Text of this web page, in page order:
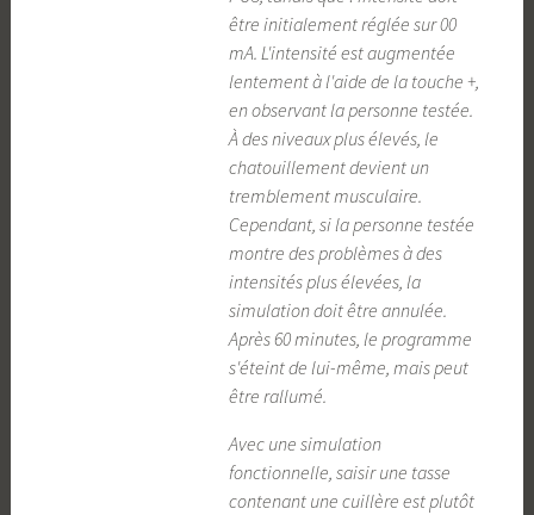
être initialement réglée sur 00
mA. L'intensité est augmentée
lentement à l'aide de la touche +,
en observant la personne testée.
À des niveaux plus élevés, le
chatouillement devient un
tremblement musculaire.
Cependant, si la personne testée
montre des problèmes à des
intensités plus élevées, la
simulation doit être annulée.
Après 60 minutes, le programme
s'éteint de lui-même, mais peut
être rallumé.
Avec une simulation
fonctionnelle, saisir une tasse
contenant une cuillère est plutôt